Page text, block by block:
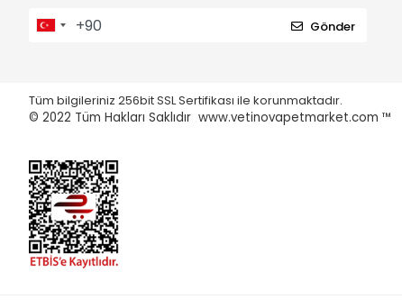
Gönder
Tüm bilgileriniz 256bit SSL Sertifikası ile korunmaktadır.
© 2022 Tüm Hakları Saklıdır www.vetinovapetmarket.com ™